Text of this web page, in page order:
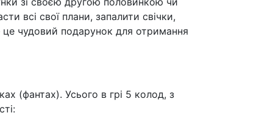
всі свої плани, запалити свічки,
чудовий подарунок для отримання
(фантах). Усього в грі 5 колод, з